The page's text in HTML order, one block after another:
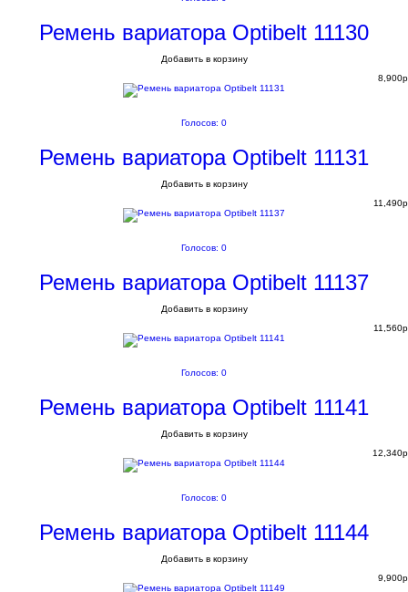
Ремень вариатора Optibelt 11130
Добавить в корзину
8,900p
Голосов: 0
Ремень вариатора Optibelt 11131
Добавить в корзину
11,490p
Голосов: 0
Ремень вариатора Optibelt 11137
Добавить в корзину
11,560p
Голосов: 0
Ремень вариатора Optibelt 11141
Добавить в корзину
12,340p
Голосов: 0
Ремень вариатора Optibelt 11144
Добавить в корзину
9,900p